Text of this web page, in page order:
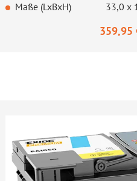
Maße (LxBxH)
33,0 x
359,95